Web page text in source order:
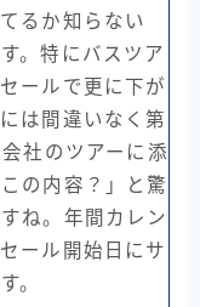
るか知らない
。特にバスツア
ールで更に下が
は間違いなく第
社のツアーに添
の内容？」と驚
ね。年間カレン
ール開始日にサ
。